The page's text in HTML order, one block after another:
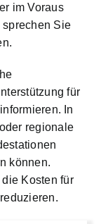
im Voraus
Sie
für
In
regionale
können.
die Kosten für